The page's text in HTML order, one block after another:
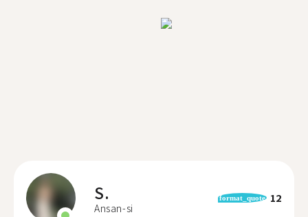
S.
Ansan-si
format_quote 12